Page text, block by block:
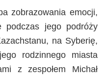
zobrazowania emocji,
podczas jego podróży
na Syberię,
rodzinnego miasta
z zespołem Michał